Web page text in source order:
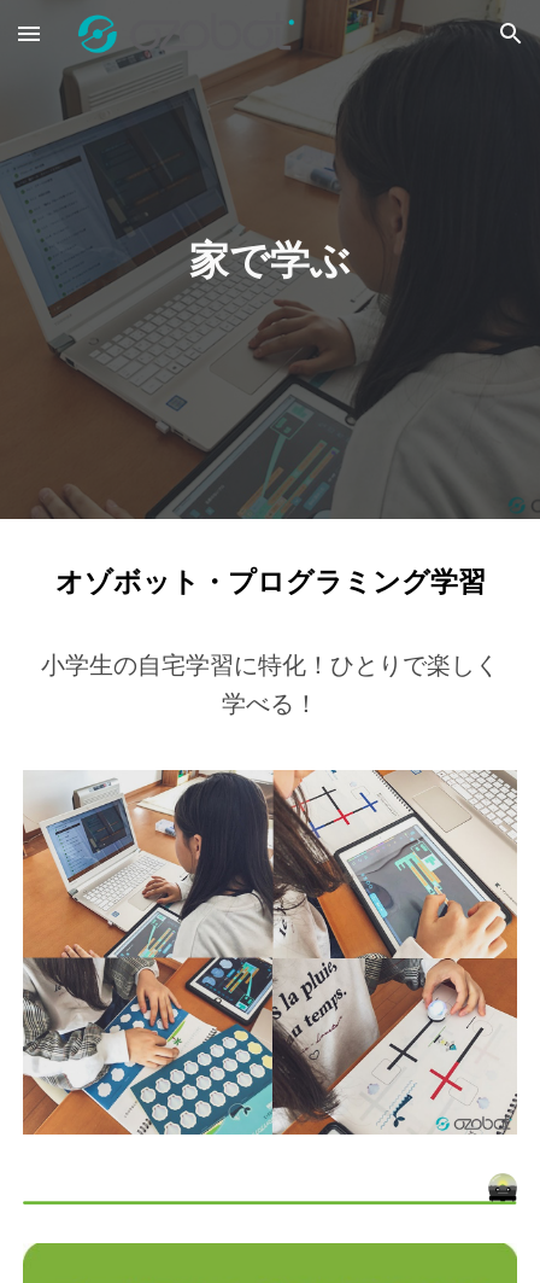
Skip to main content Skip to navigation
家で学ぶ
オゾボット・プログラミング学習
小学生の自宅学習に特化！ひとりで楽しく
学べる！